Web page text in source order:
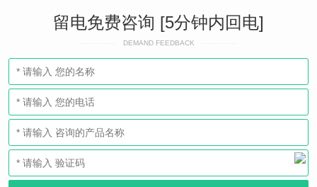
留电免费咨询 [5分钟内回电]
DEMAND FEEDBACK